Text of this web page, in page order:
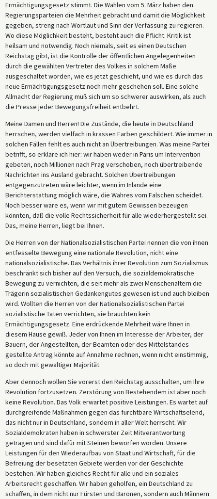
Ermächtigungsgesetz stimmt. Die Wahlen vom 5. März haben den
Regierungsparteien die Mehrheit gebracht und damit die Möglichkeit
gegeben, streng nach Wortlaut und Sinn der Verfassung zu regieren.
Wo diese Möglichkeit besteht, besteht auch die Pflicht. Kritik ist
heilsam und notwendig. Noch niemals, seit es einen Deutschen
Reichstag gibt, ist die Kontrolle der öffentlichen Angelegenheiten
durch die gewählten Vertreter des Volkes in solchem Maße
ausgeschaltet worden, wie es jetzt geschieht, und wie es durch das
neue Ermächtigungsgesetz noch mehr geschehen soll. Eine solche
Allmacht der Regierung muß sich um so schwerer auswirken, als auch
die Presse jeder Bewegungsfreiheit entbehrt.
Meine Damen und Herren! Die Zustände, die heute in Deutschland
herrschen, werden vielfach in krassen Farben geschildert. Wie immer in
solchen Fällen fehlt es auch nicht an Übertreibungen. Was meine Partei
betrifft, so erkläre ich hier: wir haben weder in Paris um Intervention
gebeten, noch Millionen nach Prag verschoben, noch übertreibende
Nachrichten ins Ausland gebracht. Solchen Übertreibungen
entgegenzutreten wäre leichter, wenn im Inlande eine
Berichterstattung möglich wäre, die Wahres vom Falschen scheidet.
Noch besser wäre es, wenn wir mit gutem Gewissen bezeugen
könnten, daß die volle Rechtssicherheit für alle wiederhergestellt sei.
Das, meine Herren, liegt bei Ihnen.
Die Herren von der Nationalsozialistischen Partei nennen die von ihnen
entfesselte Bewegung eine nationale Revolution, nicht eine
nationalsozialistische. Das Verhältnis ihrer Revolution zum Sozialismus
beschränkt sich bisher auf den Versuch, die sozialdemokratische
Bewegung zu vernichten, die seit mehr als zwei Menschenaltern die
Trägerin sozialistischen Gedankengutes gewesen ist und auch bleiben
wird. Wollten die Herren von der Nationalsozialistischen Partei
sozialistische Taten verrichten, sie brauchten kein
Ermächtigungsgesetz. Eine erdrückende Mehrheit wäre Ihnen in
diesem Hause gewiß. Jeder von Ihnen im Interesse der Arbeiter, der
Bauern, der Angestellten, der Beamten oder des Mittelstandes
gestellte Antrag könnte auf Annahme rechnen, wenn nicht einstimmig,
so doch mit gewaltiger Majorität.
Aber dennoch wollen Sie vorerst den Reichstag ausschalten, um Ihre
Revolution fortzusetzen. Zerstörung von Bestehendem ist aber noch
keine Revolution. Das Volk erwartet positive Leistungen. Es wartet auf
durchgreifende Maßnahmen gegen das furchtbare Wirtschaftselend,
das nicht nur in Deutschland, sondern in aller Welt herrscht. Wir
Sozialdemokraten haben in schwerster Zeit Mitverantwortung
getragen und sind dafür mit Steinen beworfen worden. Unsere
Leistungen für den Wiederaufbau von Staat und Wirtschaft, für die
Befreiung der besetzten Gebiete werden vor der Geschichte
bestehen. Wir haben gleiches Recht für alle und ein soziales
Arbeitsrecht geschaffen. Wir haben geholfen, ein Deutschland zu
schaffen, in dem nicht nur Fürsten und Baronen, sondern auch Männern